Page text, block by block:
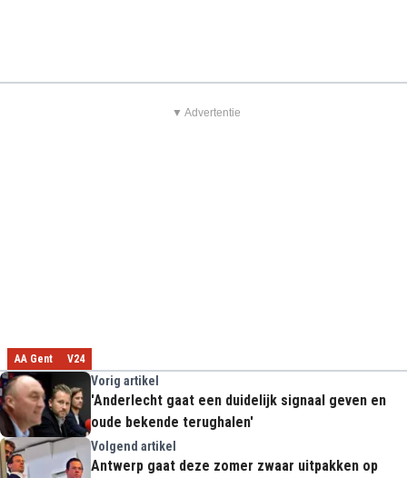
▼ Advertentie
AA Gent V24
Vorig artikel
'Anderlecht gaat een duidelijk signaal geven en
oude bekende terughalen'
Volgend artikel
Antwerp gaat deze zomer zwaar uitpakken op